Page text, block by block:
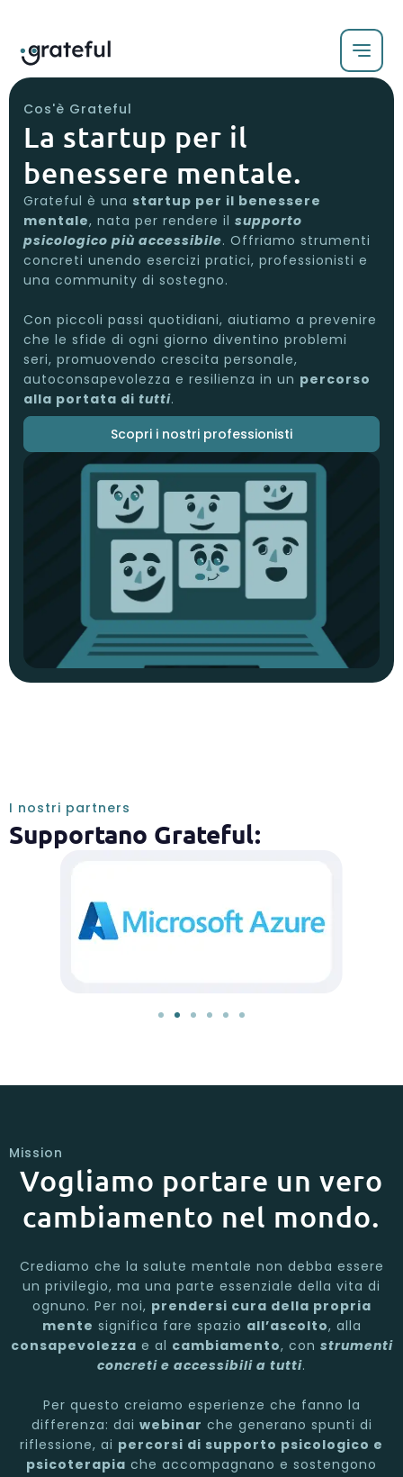
Cos'è Grateful
La startup per il
benessere mentale.
Grateful è una startup per il benessere
mentale, nata per rendere il supporto
psicologico più accessibile. Offriamo strumenti
concreti unendo esercizi pratici, professionisti e
una community di sostegno.
Con piccoli passi quotidiani, aiutiamo a prevenire
che le sfide di ogni giorno diventino problemi
seri, promuovendo crescita personale,
autoconsapevolezza e resilienza in un percorso
alla portata di tutti.
Scopri i nostri professionisti
I nostri partners
Supportano Grateful:
Mission
Vogliamo portare un vero
cambiamento nel mondo.
Crediamo che la salute mentale non debba essere
un privilegio, ma una parte essenziale della vita di
ognuno. Per noi, prendersi cura della propria
mente significa fare spazio all’ascolto, alla
consapevolezza e al cambiamento, con strumenti
concreti e accessibili a tutti.
Per questo creiamo esperienze che fanno la
differenza: dai webinar che generano spunti di
riflessione, ai percorsi di supporto psicologico e
psicoterapia che accompagnano e sostengono